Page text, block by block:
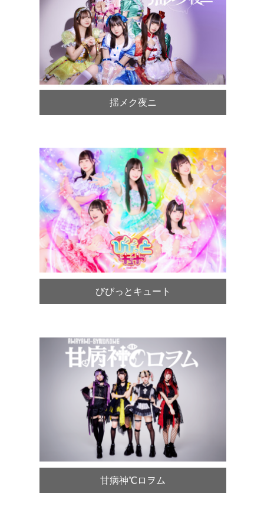
揺メク夜ニ
びびっとキュート
甘病神℃ロヲム